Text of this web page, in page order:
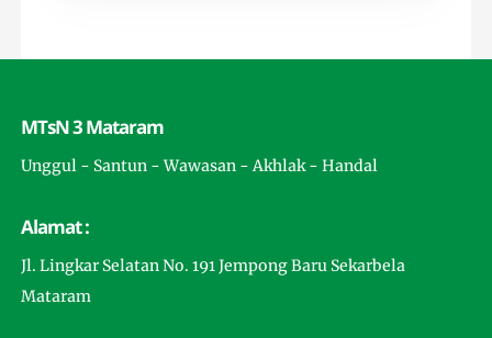
MTsN 3 Mataram
Unggul - Santun - Wawasan - Akhlak - Handal
Alamat :
Jl. Lingkar Selatan No. 191 Jempong Baru Sekarbela
Mataram